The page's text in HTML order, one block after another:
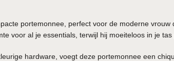
portemonnee, perfect voor de moderne
voor al je essentials, terwijl hij moeiteloos in je tas
hardware, voegt deze portemonnee een